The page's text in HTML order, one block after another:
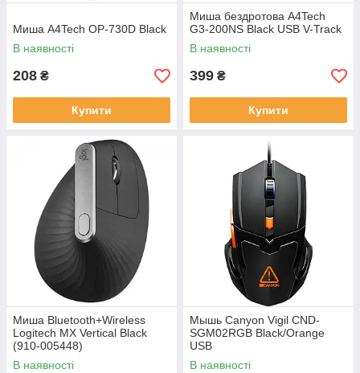
Миша A4Tech OP-730D Black
В наявності
208 ₴
Купити
Миша бездротова A4Tech
G3-200NS Black USB V-Track
В наявності
399 ₴
Купити
Миша Bluetooth+Wireless
Logitech MX Vertical Black
(910-005448)
В наявності
Мышь Canyon Vigil CND-
SGM02RGB Black/Orange
USB
В наявності